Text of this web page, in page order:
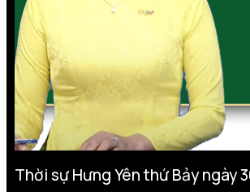
Thời sự Hưng Yên thứ Bảy ngày